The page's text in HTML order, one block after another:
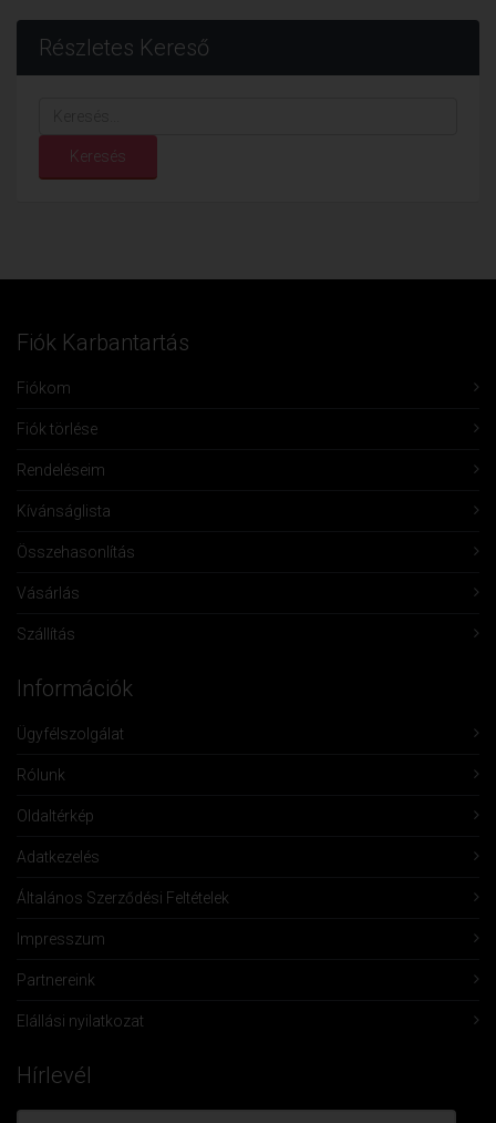
Részletes Kereső
Keresés
Fiók Karbantartás
Fiókom
Fiók törlése
Rendeléseim
Kívánságlista
Összehasonlítás
Vásárlás
Szállítás
Információk
Ügyfélszolgálat
Rólunk
Oldaltérkép
Adatkezelés
Általános Szerződési Feltételek
Impresszum
Partnereink
Elállási nyilatkozat
Hírlevél